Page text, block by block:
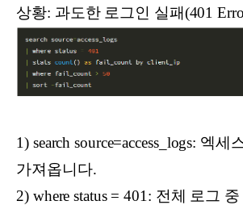
상황: 과도한 로그인 실패(401
1) search source=access_logs: 엑
가져옵니다.
2) where status = 401: 전체 로그